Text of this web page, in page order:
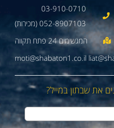
03-910-0710
052-8907103 (מכירות)
moti@shabaton1.co.il
את שבתון במייל?